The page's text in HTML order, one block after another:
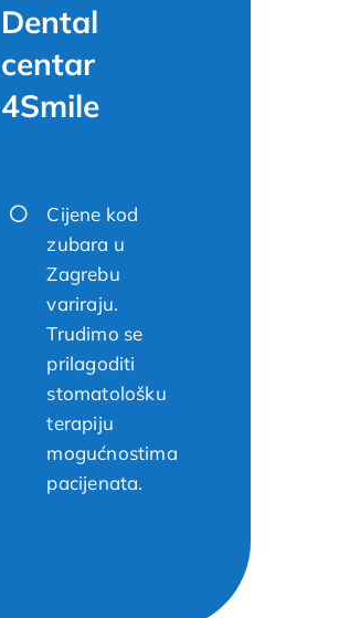
Dental
centar
4Smile
Cijene kod
zubara u
Zagrebu
variraju.
Trudimo se
prilagoditi
stomatološku
terapiju
mogućnostima
pacijenata.